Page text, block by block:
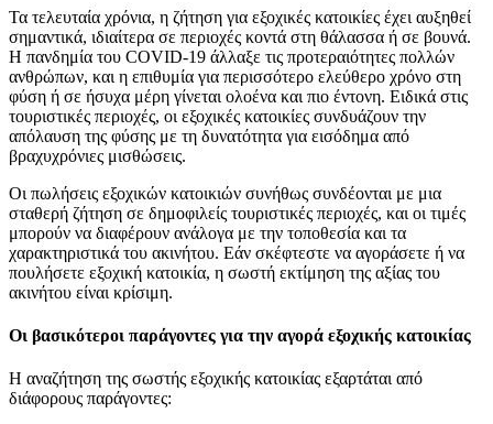
Τα τελευταία χρόνια, η ζήτηση για εξοχικές κατοικίες έχει αυξηθεί
σημαντικά, ιδιαίτερα σε περιοχές κοντά στη θάλασσα ή σε βουνά.
Η πανδημία του COVID-19 άλλαξε τις προτεραιότητες πολλών
ανθρώπων, και η επιθυμία για περισσότερο ελεύθερο χρόνο στη
φύση ή σε ήσυχα μέρη γίνεται ολοένα και πιο έντονη. Ειδικά στις
τουριστικές περιοχές, οι εξοχικές κατοικίες συνδυάζουν την
απόλαυση της φύσης με τη δυνατότητα για εισόδημα από
βραχυχρόνιες μισθώσεις.
Οι πωλήσεις εξοχικών κατοικιών συνήθως συνδέονται με μια
σταθερή ζήτηση σε δημοφιλείς τουριστικές περιοχές, και οι τιμές
μπορούν να διαφέρουν ανάλογα με την τοποθεσία και τα
χαρακτηριστικά του ακινήτου. Εάν σκέφτεστε να αγοράσετε ή να
πουλήσετε εξοχική κατοικία, η σωστή εκτίμηση της αξίας του
ακινήτου είναι κρίσιμη.
Οι βασικότεροι παράγοντες για την αγορά εξοχικής κατοικίας
Η αναζήτηση της σωστής εξοχικής κατοικίας εξαρτάται από
διάφορους παράγοντες: